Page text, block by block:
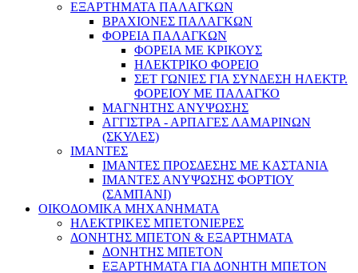
ΕΞΑΡΤΗΜΑΤΑ ΠΑΛΑΓΚΩΝ
ΒΡΑΧΙΟΝΕΣ ΠΑΛΑΓΚΩΝ
ΦΟΡΕΙΑ ΠΑΛΑΓΚΩΝ
ΦΟΡΕΙΑ ΜΕ ΚΡΙΚΟΥΣ
ΗΛΕΚΤΡΙΚΟ ΦΟΡΕΙΟ
ΣΕΤ ΓΩΝΙΕΣ ΓΙΑ ΣΥΝΔΕΣΗ ΗΛΕΚΤΡ.
ΦΟΡΕΙΟΥ ΜΕ ΠΑΛΑΓΚΟ
ΜΑΓΝΗΤΗΣ ΑΝΥΨΩΣΗΣ
ΑΓΓΙΣΤΡΑ - ΑΡΠΑΓΕΣ ΛΑΜΑΡΙΝΩΝ
(ΣΚΥΛΕΣ)
ΙΜΑΝΤΕΣ
ΙΜΑΝΤΕΣ ΠΡΟΣΔΕΣΗΣ ΜΕ ΚΑΣΤΑΝΙΑ
ΙΜΑΝΤΕΣ ΑΝΥΨΩΣΗΣ ΦΟΡΤΙΟΥ
(ΣΑΜΠΑΝΙ)
ΟΙΚΟΔΟΜΙΚΑ ΜΗΧΑΝΗΜΑΤΑ
ΗΛΕΚΤΡΙΚΕΣ ΜΠΕΤΟΝΙΕΡΕΣ
ΔΟΝΗΤΗΣ ΜΠΕΤΟΝ & ΕΞΑΡΤΗΜΑΤΑ
ΔΟΝΗΤΗΣ ΜΠΕΤΟΝ
ΕΞΑΡΤΗΜΑΤΑ ΓΙΑ ΔΟΝΗΤΗ ΜΠΕΤΟΝ